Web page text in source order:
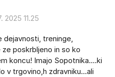
2025 11.25
dejavnosti, treninge,
poskrbljeno in so ko
koncu! Imajo Sopotnika....ki
v trgovino,h zdravniku...ali